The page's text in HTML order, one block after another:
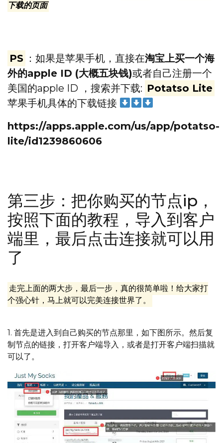
下载的页面
PS ：如果是苹果手机，直接在淘宝上买一个海
外的apple ID (大概五块钱)或者自己注册一个
美国的apple ID ，搜索并下载: Potatso Lite
苹果手机具体的下载链接
https://apps.apple.com/us/app/potatso-
lite/id1239860606
第三步：把你购买的节点ip，
按照下面的教程，导入到客户
端里，最后点击连接就可以用
了
走完上面的两大步，最后一步，真的很简单啦！给大家打
个强心针，马上就可以完美连接世界了。
1. 首先是进入到自己购买的节点那里，如下图所示。然后复
制节点的链接，打开客户端导入，或者是打开客户端扫描就
可以了。